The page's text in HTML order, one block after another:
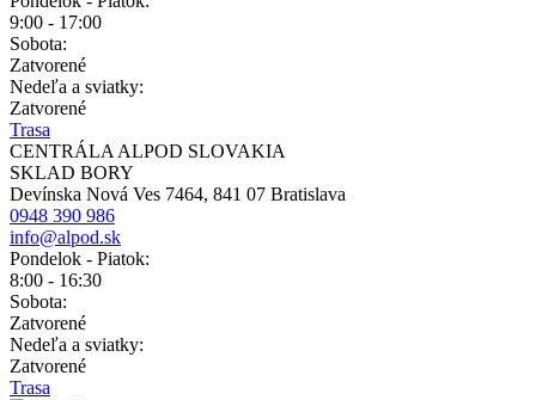
9:00 - 17:00
Sobota:
Zatvorené
Nedeľa a sviatky:
Zatvorené
Trasa
CENTRÁLA ALPOD SLOVAKIA
SKLAD BORY
Devínska Nová Ves 7464, 841 07 Bratislava
0948 390 986
info@alpod.sk
Pondelok - Piatok:
8:00 - 16:30
Sobota:
Zatvorené
Nedeľa a sviatky:
Zatvorené
Trasa